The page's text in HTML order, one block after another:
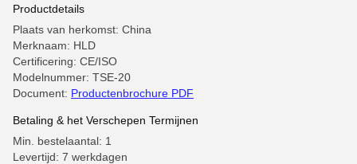
Productdetails
Plaats van herkomst: China
Merknaam: HLD
Certificering: CE/ISO
Modelnummer: TSE-20
Document: Productenbrochure PDF
Betaling & het Verschepen Termijnen
Min. bestelaantal: 1
Levertijd: 7 werkdagen